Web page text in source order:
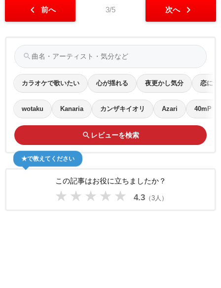
chevron_left 前へ 3/5 次へ chevron_right
search
カラオケで歌いたい 心が揺れる 夜更かし気分 恋につ
wotaku Kanaria カンザキイオリ Azari 40mP
search レビューを検索
この記事はお役に立ちましたか？
★ ★ ★ ★ ★ 4.3（3人）
★で教えてください